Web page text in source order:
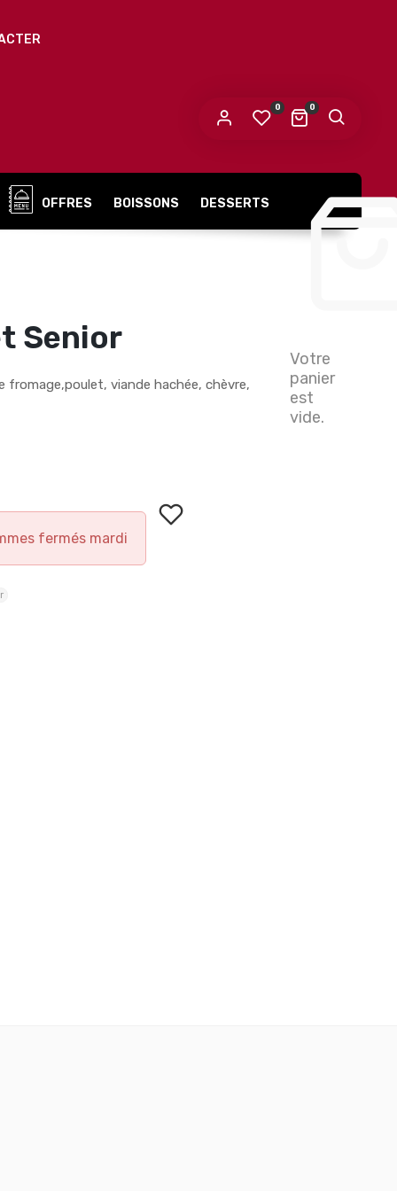
0
Votre
panier
est
vide.
0
OFFRES BOISSONS DESSERTS
Senior
fromage,poulet, viande hachée, chèvre,
fermés mardi